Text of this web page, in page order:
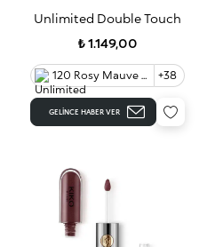
Unlimited Double Touch
₺ 1.149,00
120 Rosy Mauve 60 +38
GELINCE HABER VER